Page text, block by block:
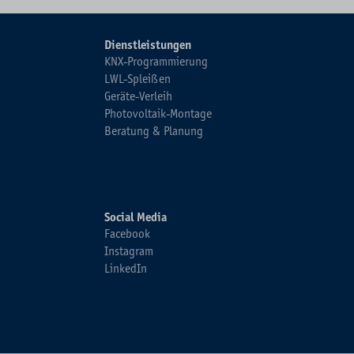
Dienstleistungen
KNX-Programmierung
LWL-Spleißen
Geräte-Verleih
Photovoltaik-Montage
Beratung & Planung
Social Media
Facebook
Instagram
LinkedIn